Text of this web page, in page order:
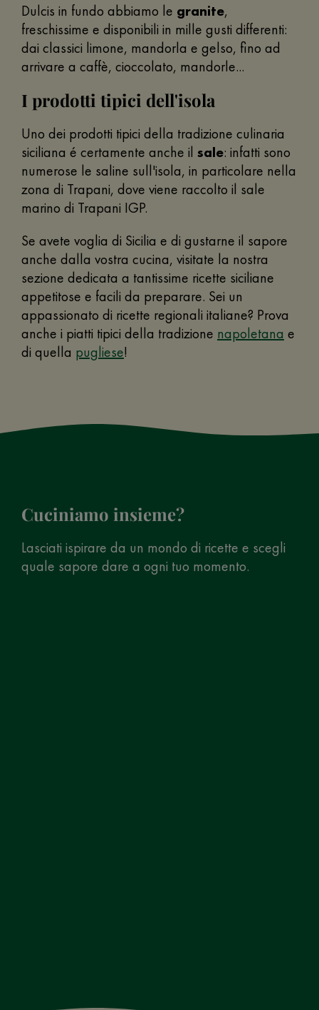
Dulcis in fundo abbiamo le granite,
freschissime e disponibili in mille gusti differenti:
dai classici limone, mandorla e gelso, fino ad
arrivare a caffè, cioccolato, mandorle...
I prodotti tipici dell'isola
Uno dei prodotti tipici della tradizione culinaria
siciliana é certamente anche il sale: infatti sono
numerose le saline sull'isola, in particolare nella
zona di Trapani, dove viene raccolto il sale
marino di Trapani IGP.
Se avete voglia di Sicilia e di gustarne il sapore
anche dalla vostra cucina, visitate la nostra
sezione dedicata a tantissime ricette siciliane
appetitose e facili da preparare. Sei un
appassionato di ricette regionali italiane? Prova
anche i piatti tipici della tradizione napoletana e
di quella pugliese!
Cuciniamo insieme?
Lasciati ispirare da un mondo di ricette e scegli
quale sapore dare a ogni tuo momento.